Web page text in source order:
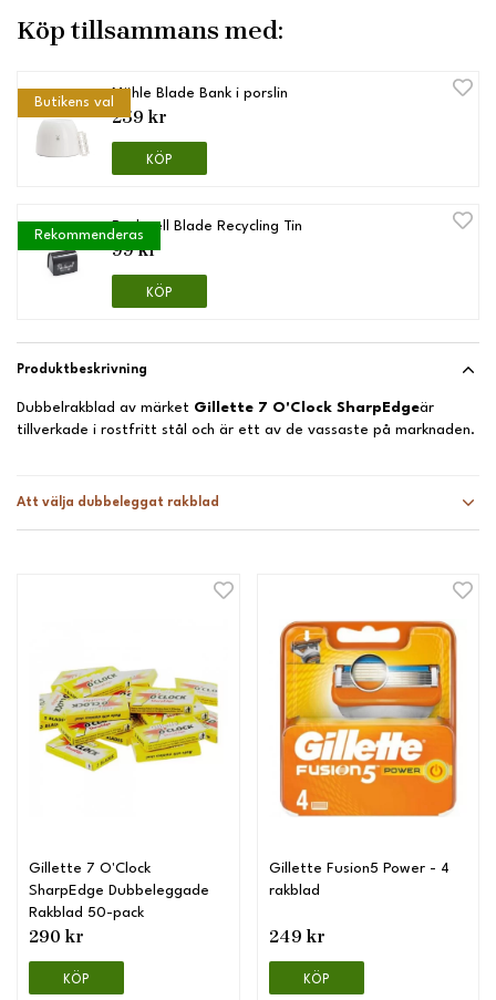
Köp tillsammans med:
Butikens val
Mühle Blade Bank i porslin
259 kr
KÖP
Rekommenderas
Rockwell Blade Recycling Tin
99 kr
KÖP
Produktbeskrivning
Att välja dubbeleggat rakblad
Dubbelrakblad av märket Gillette 7 O'Clock SharpEdgeär
tillverkade i rostfritt stål och är ett av de vassaste på marknaden.
Gillette 7 O'Clock
SharpEdge Dubbeleggade
Rakblad 50-pack
290 kr
KÖP
Gillette Fusion5 Power - 4
rakblad
249 kr
KÖP